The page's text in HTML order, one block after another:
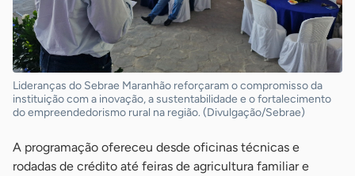
Lideranças do Sebrae Maranhão reforçaram o compromisso da
instituição com a inovação, a sustentabilidade e o fortalecimento
do empreendedorismo rural na região. (Divulgação/Sebrae)
A programação ofereceu desde oficinas técnicas e
rodadas de crédito até feiras de agricultura familiar e